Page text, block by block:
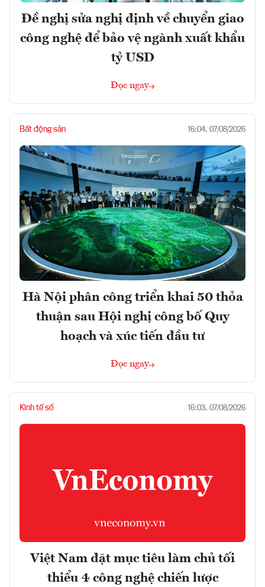
Đề nghị sửa nghị định về chuyển giao
công nghệ để bảo vệ ngành xuất khẩu
tỷ USD
Đọc ngay
Bất động sản 16:04, 07/08/2026
Hà Nội phân công triển khai 50 thỏa
thuận sau Hội nghị công bố Quy
hoạch và xúc tiến đầu tư
Đọc ngay
Kinh tế số 16:03, 07/08/2026
Việt Nam đặt mục tiêu làm chủ tối
thiểu 4 công nghệ chiến lược